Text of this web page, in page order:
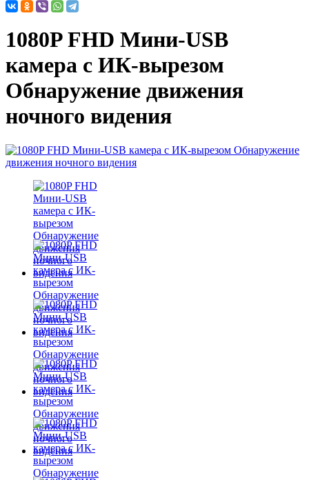
1080P FHD Мини-USB
камера с ИК-вырезом
Обнаружение движения
ночного видения